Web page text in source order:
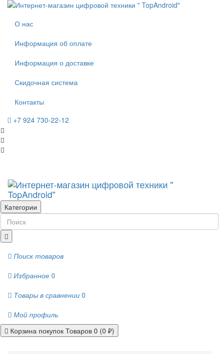
О нас
Информация об оплате
Информация о доставке
Скидочная система
Контакты
+7 924 730-22-12
Категории
Поиск товаров
Избранное 0
Товары в сравнении 0
Мой профиль
Корзина покупок Товаров 0 (0 ₽)